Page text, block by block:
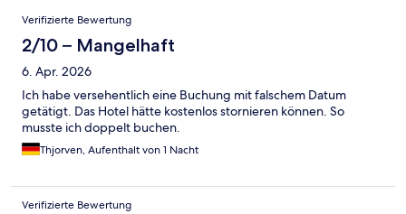
Bewertungen
Verifizierte Bewertung
2/10 – Mangelhaft
6. Apr. 2026
Ich habe versehentlich eine Buchung mit falschem Datum
getätigt. Das Hotel hätte kostenlos stornieren können. So
musste ich doppelt buchen.
Thjorven, Aufenthalt von 1 Nacht
Verifizierte Bewertung